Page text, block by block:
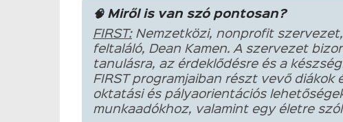
🧠 Miről is van szó pontosan?
FIRST:Nemzetközi, nonprofit
feltaláló, Dean Kamen. A szervezet
tanulásra, az érdeklődésre és a
FIRST programjaiban részt vevő
oktatási és pályaorientációs
munkaadókhoz, valamint egy életre